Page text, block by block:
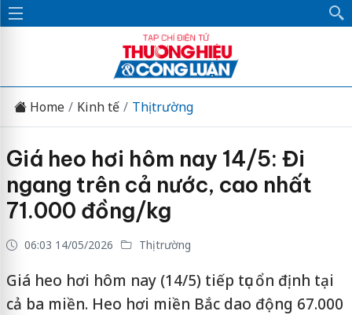
Home Kinh tế Thị trường
Giá heo hơi hôm nay 14/5: Đi
ngang trên cả nước, cao nhất
71.000 đồng/kg
06:03 14/05/2026 Thị trường
Giá heo hơi hôm nay (14/5) tiếp tục ổn định tại
cả ba miền. Heo hơi miền Bắc dao động 67.000